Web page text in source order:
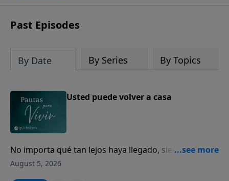
Past Episodes
By Date By Series By Topics
Usted puede volver a casa
No importa qué tan lejos haya llegado, siempre
puede volver a casa con Dios.
August 5, 2026